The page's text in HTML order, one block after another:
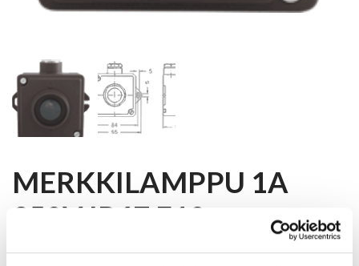
MERKKILAMPPU 1A
250V IP67 E10